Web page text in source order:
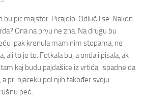
bu pic majstor. Picajolo. Odlučil se. Nakon
Ona na prvu ne zna. Na drugu bu
ipak krenula maminim stopama, ne
ali to je to. Fotkala bu, a onda i pisala, ak
kaj budu pajdašice iz vrtića, ispadne da
pri bjaceku pol njih također svoju
peć.